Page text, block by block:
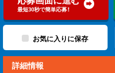
・写真管理（整理・提出対応）
・図面修正（AutoCAD）
・書類作成（Word、Excel）
最短30秒で簡単応募！
お気に入りに保存
詳細情報